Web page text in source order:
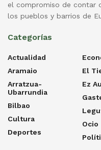
el compromiso de contar
los pueblos y barrios de
Categorías
Actualidad
Aramaio
Arratzua-
Ubarrundia
Bilbao
Cultura
Deportes
El
Ez
Ocio